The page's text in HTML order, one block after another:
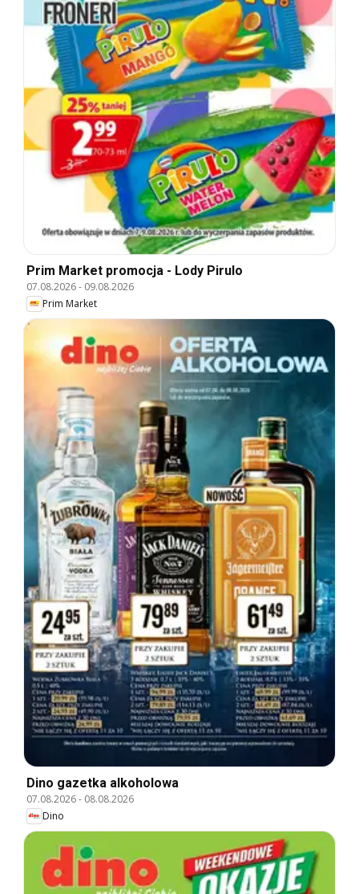
Prim Market promocja - Lody Pirulo
07.08.2026- 09.08.2026
Prim Market
Dino gazetka alkoholowa
07.08.2026- 08.08.2026
Dino